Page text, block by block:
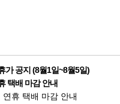
가 공지 (8월1일~8월5일)
택배 마감 안내
연휴 택배 마감 안내